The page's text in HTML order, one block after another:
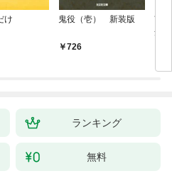
け 鬼役（壱） 新装版
726
南
舟
ランキング
無料